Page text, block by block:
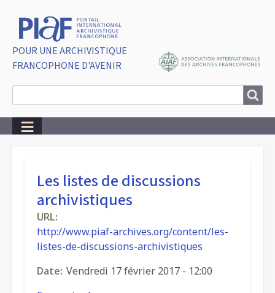
POUR UNE ARCHIVISTIQUE
FRANCOPHONE D'AVENIR
Les listes de discussions
archivistiques
URL
http://www.piaf-archives.org/content/les-
listes-de-discussions-archivistiques
Date Vendredi 17 février 2017 - 12:00